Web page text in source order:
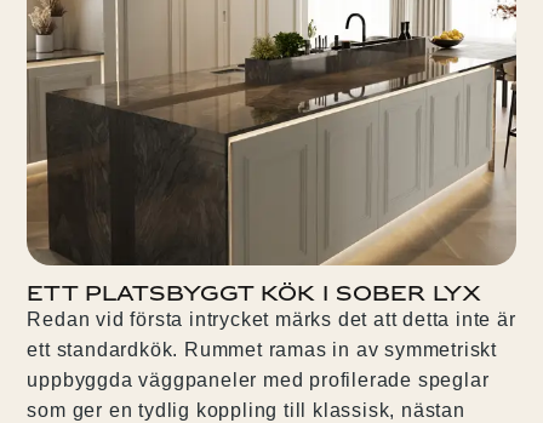
Ett platsbyggt kök i sober lyx
Redan vid första intrycket märks det att detta inte är
ett standardkök. Rummet ramas in av symmetriskt
uppbyggda väggpaneler med profilerade speglar
som ger en tydlig koppling till klassisk, nästan